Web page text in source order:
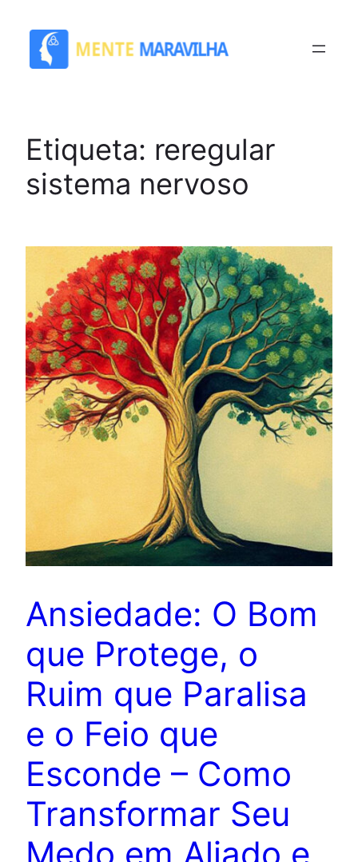
para
Etiqueta: reregular
sistema nervoso
Ansiedade: O Bom
que Protege, o
Ruim que Paralisa
e o Feio que
Esconde – Como
Transformar Seu
Medo em Aliado e